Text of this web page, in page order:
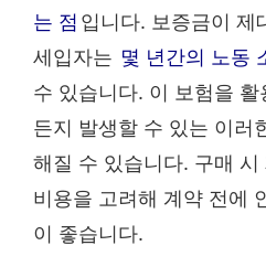
는 점 입니다. 보증금이 제
세입자는 몇 년간의 노동
수 있습니다. 이 보험을
든지 발생할 수 있는 이러
해질 수 있습니다. 구매
비용을 고려해 계약 전에
이 좋습니다.